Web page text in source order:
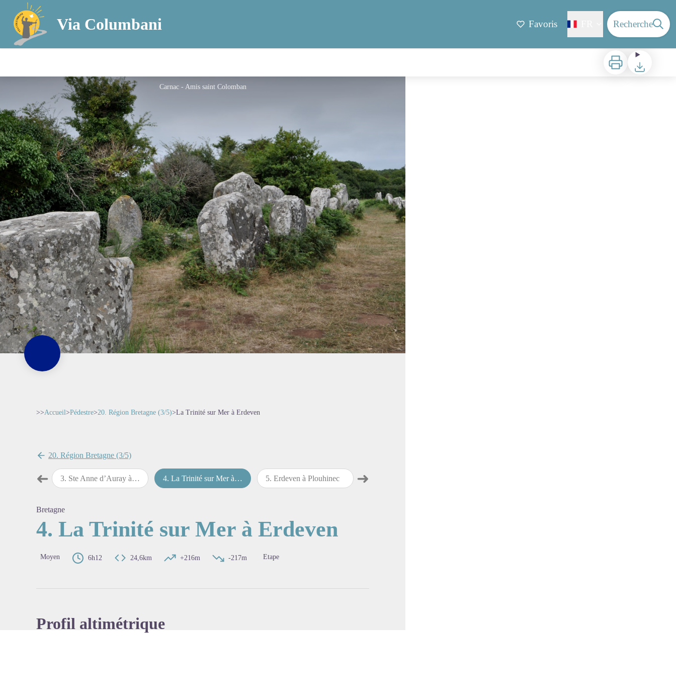
Via Columbani Favoris Recherche
Imprimer Télécharger
Carnac - Amis saint Colomban
>>Accueil>Pédestre>20. Région Bretagne (3/5)>La Trinité sur Mer à Erdeven
20. Région Bretagne (3/5)
➜Étape précédente
3. Ste Anne d’Auray à La Trinité sur Mer 4.La Trinité sur Mer à Erdeven 5.Erdeven à Plouhinec ➜Étape suivante
Bretagne
4. La Trinité sur Mer à Erdeven
Moyen 6h12 24,6km +216m -217m Etape
Profil altimétrique